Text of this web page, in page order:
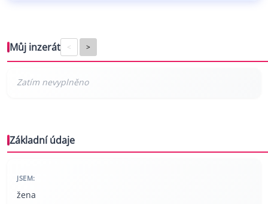
Můj inzerát < >
Základní údaje
JSEM:
žena